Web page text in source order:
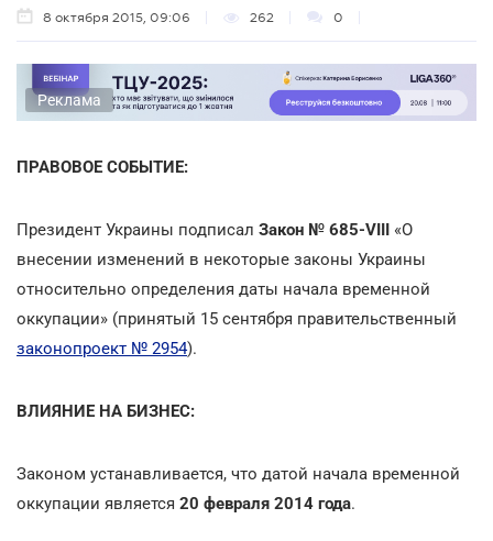
8 октября 2015, 09:06 262 0
Реклама
ПРАВОВОЕ СОБЫТИЕ:
Президент Украины подписал Закон № 685-VIII «О
внесении изменений в некоторые законы Украины
относительно определения даты начала временной
оккупации» (принятый 15 сентября правительственный
законопроект № 2954).
ВЛИЯНИЕ НА БИЗНЕС:
Законом устанавливается, что датой начала временной
оккупации является 20 февраля 2014 года.